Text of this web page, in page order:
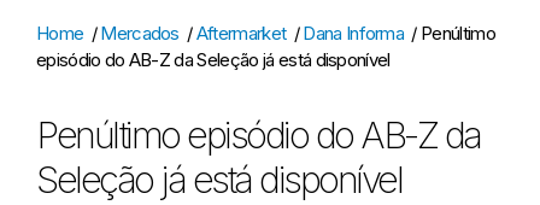
Home /Mercados /Aftermarket /Dana Informa / Penúltimo
episódio do AB-Z da Seleção já está disponível
Penúltimo episódio do AB-Z da
Seleção já está disponível